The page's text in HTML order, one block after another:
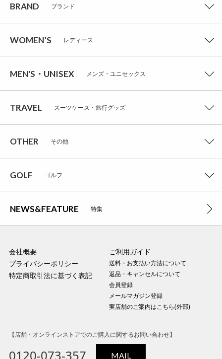
BRAND ブランド
WOMEN’S レディース
MEN'S・UNISEX メンズ・ユニセックス
TRAVEL スーツケース・旅行グッズ
OTHER その他
GOLF ゴルフ
NEWS&FEATURE 特集
会社概要
プライバシーポリシー
特定商取引法に基づく表記
ご利用ガイド
送料・お支払い方法について
返品・キャンセルについて
会員登録
メールマガジン登録
実店舗のご案内はこちら(外部)
【店舗・オンラインストアでのご購入に関するお問い合わせ】
0120-073-357 MAIL